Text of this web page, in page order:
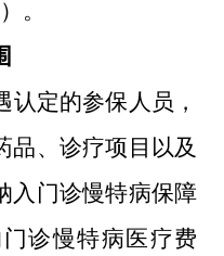
。
定的参保人员，
品、 诊疗项目以及
入门诊慢特病保障
诊慢特病医疗费